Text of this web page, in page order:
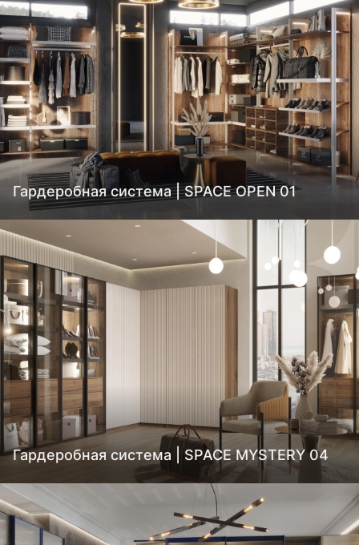
Гардеробная система | SPACE OPEN 01
Гардеробная система | SPACE MYSTERY 04